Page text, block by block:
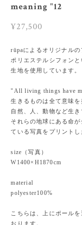
meaning "12
¥27,500
rūpaによるオリジナルの
ポリエステルシフォン
生地を使用しています。
"All living things have
生きるものは全て意味を
自然、人、動物など生
それらの地球にある命
ている写真をプリントし
size（写真）
W1400×H1870cm
material
polyester100%
こちらは、上にポール